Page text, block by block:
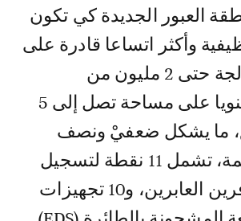
العبور الجديدة كي تكون
وأكثر اتساعا قادرة على
استيعاب ومعالجة حتى 2 مليون من
المسافرين سنويا على مساحة تصل إلى 5
ما يشكل ضعفيْ ونصف
المنطقة القديمة، تشمل 11 نقطة لتسجيل
وصول المسافرين العابرين، و10 تجهيزات